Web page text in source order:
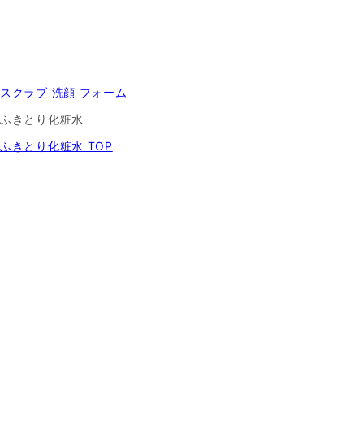
スクラブ 洗顔 フォーム
ふきとり化粧水
ふきとり化粧水 TOP